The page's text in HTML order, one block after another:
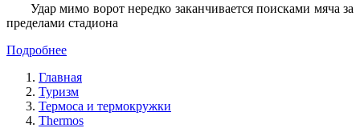
Удар мимо ворот нередко заканчивается поисками мяча за
пределами стадиона
Подробнее
Главная
Туризм
Термоса и термокружки
Thermos